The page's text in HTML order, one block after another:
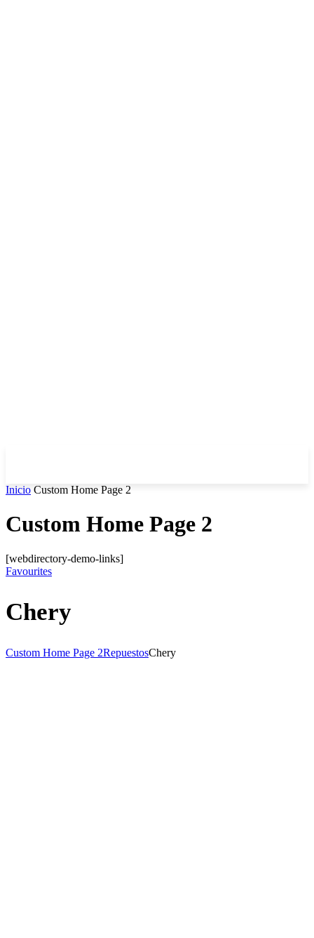
Inicio Custom Home Page 2
Custom Home Page 2
[webdirectory-demo-links]
Favourites
Chery
Custom Home Page 2RepuestosChery